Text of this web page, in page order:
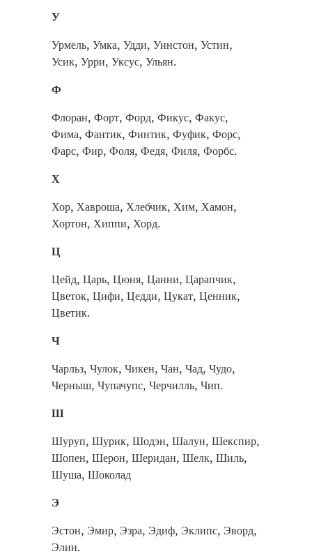
У
Урмель, Умка, Удди, Уинстон, Устин,
Усик, Урри, Уксус, Ульян.
Ф
Флоран, Форт, Форд, Фикус, Факус,
Фима, Фантик, Финтик, Фуфик, Форс,
Фарс, Фир, Фоля, Федя, Филя, Форбс.
Х
Хор, Хавроша, Хлебчик, Хим, Хамон,
Хортон, Хиппи, Хорд.
Ц
Цейд, Царь, Цюня, Цанни, Царапчик,
Цветок, Цифи, Цедди, Цукат, Ценник,
Цветик.
Ч
Чарльз, Чулок, Чикен, Чан, Чад, Чудо,
Черныш, Чупачупс, Черчилль, Чип.
Ш
Шуруп, Шурик, Шодэн, Шалун, Шекспир,
Шопен, Шерон, Шеридан, Шелк, Шиль,
Шуша, Шоколад
Э
Эстон, Эмир, Эзра, Эдиф, Эклипс, Эворд,
Элин.